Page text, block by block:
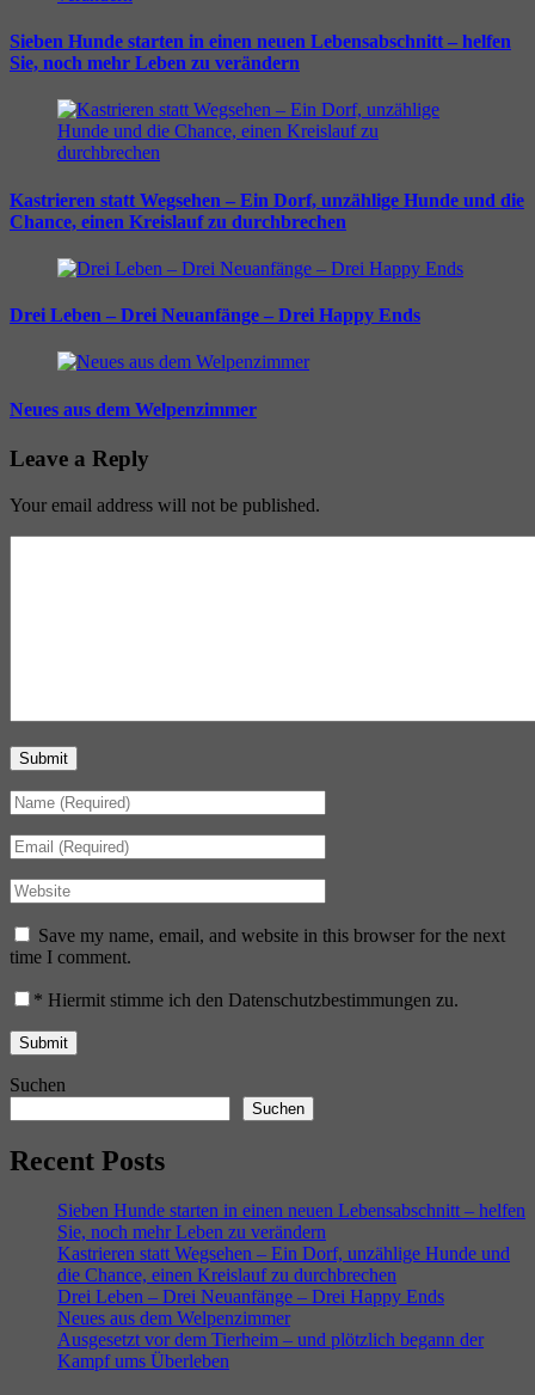
Sieben Hunde starten in einen neuen Lebensabschnitt – helfen
Sie, noch mehr Leben zu verändern
Kastrieren statt Wegsehen – Ein Dorf, unzählige Hunde und die
Chance, einen Kreislauf zu durchbrechen
Drei Leben – Drei Neuanfänge – Drei Happy Ends
Neues aus dem Welpenzimmer
Leave a Reply
Your email address will not be published.
Submit
Save my name, email, and website in this browser for the next
time I comment.
* Hiermit stimme ich den Datenschutzbestimmungen zu.
Suchen
Suchen
Recent Posts
Sieben Hunde starten in einen neuen Lebensabschnitt – helfen
Sie, noch mehr Leben zu verändern
Kastrieren statt Wegsehen – Ein Dorf, unzählige Hunde und
die Chance, einen Kreislauf zu durchbrechen
Drei Leben – Drei Neuanfänge – Drei Happy Ends
Neues aus dem Welpenzimmer
Ausgesetzt vor dem Tierheim – und plötzlich begann der
Kampf ums Überleben